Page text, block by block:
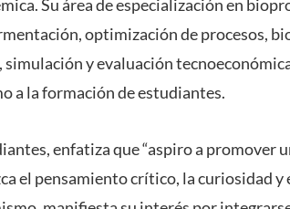
Su área de especialización en
optimización de procesos,
y evaluación
a la formación de estudiantes.
enfatiza que “aspiro a promover
el pensamiento crítico, la curiosidad y